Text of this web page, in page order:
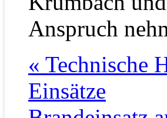
Anspruch
« Technische
Einsätze